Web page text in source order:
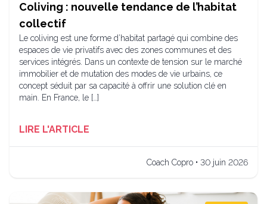
Coliving : nouvelle tendance de l’habitat
collectif
Le coliving est une forme d’habitat partagé qui combine des
espaces de vie privatifs avec des zones communes et des
services intégrés. Dans un contexte de tension sur le marché
immobilier et de mutation des modes de vie urbains, ce
concept séduit par sa capacité à offrir une solution clé en
main. En France, le […]
LIRE L'ARTICLE
Coach Copro • 30 juin 2026